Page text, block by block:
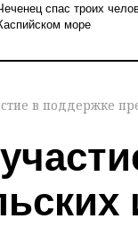
спас троих
море
в поддержке